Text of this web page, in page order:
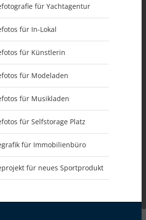
für Yachtagentur
für In-Lokal
für Künstlerin
für Modeladen
für Musikladen
für Selfstorage Platz
für Immobilienbüro
für neues Sportprodukt